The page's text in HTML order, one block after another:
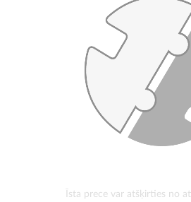
Īsta prece var atšķirties no